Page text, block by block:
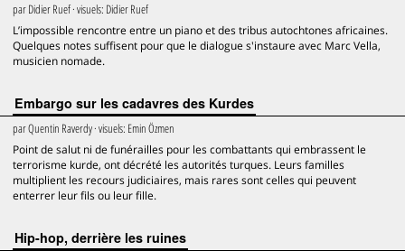
parDidier Ruef· visuels: Didier Ruef
L’impossible rencontre entre un piano et des tribus autochtones africaines.
Quelques notes suffisent pour que le dialogue s'instaure avec Marc Vella,
musicien nomade.
Embargo sur les cadavres des Kurdes
parQuentin Raverdy· visuels: Emin Özmen
Point de salut ni de funérailles pour les combattants qui embrassent le
terrorisme kurde, ont décrété les autorités turques. Leurs familles
multiplient les recours judiciaires, mais rares sont celles qui peuvent
enterrer leur fils ou leur fille.
Hip-hop, derrière les ruines